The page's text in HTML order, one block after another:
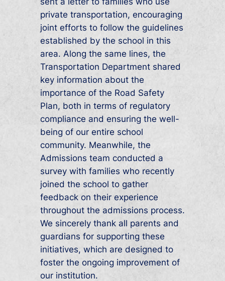
private transportation, encouraging
joint efforts to follow the guidelines
established by the school in this
area. Along the same lines, the
Transportation Department shared
key information about the
importance of the Road Safety
Plan, both in terms of regulatory
compliance and ensuring the well-
being of our entire school
community. Meanwhile, the
Admissions team conducted a
survey with families who recently
joined the school to gather
feedback on their experience
throughout the admissions process.
We sincerely thank all parents and
guardians for supporting these
initiatives, which are designed to
foster the ongoing improvement of
our institution.